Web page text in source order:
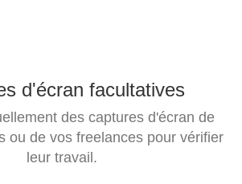
d'écran facultatives
des captures d'écran de
ou de vos freelances pour vérifier
leur travail.